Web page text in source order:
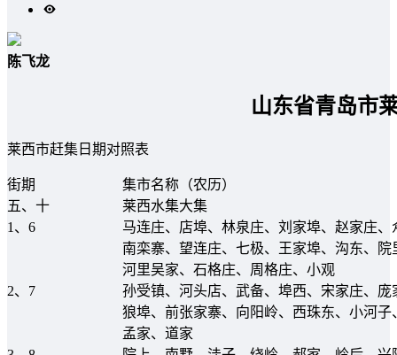
陈飞龙
山东省青岛市
莱西市赶集日期对照表
街期
集市名称（农历）
五、十
莱西水集大集
1、6
马连庄、店埠、林泉庄、刘家埠、赵家庄
南栾寨、望连庄、七极、王家埠、沟东、
河里吴家、石格庄、周格庄、小观
2、7
孙受镇、河头店、武备、埠西、宋家庄、
狼埠、前张家寨、向阳岭、西珠东、小河
孟家、道家